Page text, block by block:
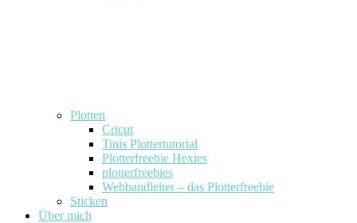
Plotten
Cricut
Tinis Plottertutorial
Plotterfreebie Hexies
plotterfreebies
Webbandleiter – das Plotterfreebie
Sticken
Über mich